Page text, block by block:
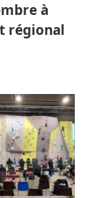
à
régional